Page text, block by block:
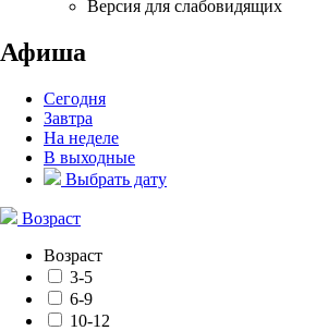
Версия для слабовидящих
Афиша
Сегодня
Завтра
На неделе
В выходные
Выбрать дату
Возраст
Возраст
3-5
6-9
10-12